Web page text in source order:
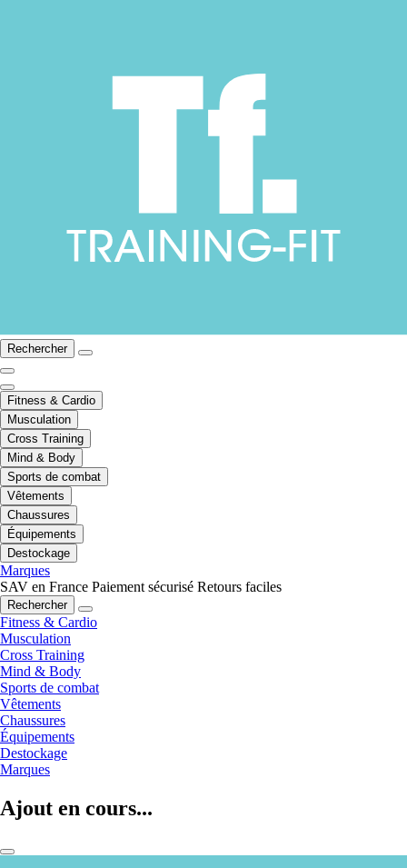
Rechercher
Fitness & Cardio
Musculation
Cross Training
Mind & Body
Sports de combat
Vêtements
Chaussures
Équipements
Destockage
Marques
SAV en France Paiement sécurisé Retours faciles
Rechercher
Fitness & Cardio
Musculation
Cross Training
Mind & Body
Sports de combat
Vêtements
Chaussures
Équipements
Destockage
Marques
Ajout en cours...